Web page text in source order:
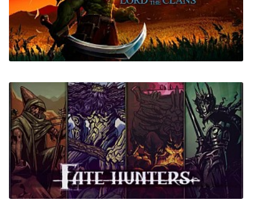
Warcraft Adventures: Lord of the Clans